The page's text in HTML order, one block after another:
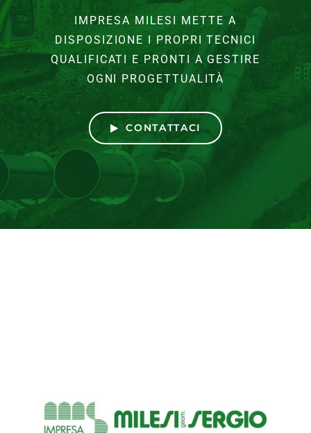
IMPRESA MILESI METTE A
DISPOSIZIONE I PROPRI TECNICI
QUALIFICATI E PRONTI A GESTIRE
OGNI PROGETTUALITÀ
CONTATTACI